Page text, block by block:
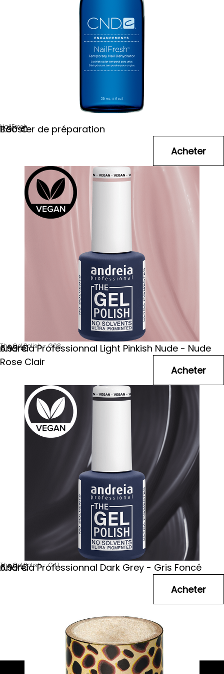
NailFresh
Booster de préparation
11.90 €
The Gel Polish - G08
Andreia Professionnal Light Pinkish Nude - Nude
Rose Clair
6.99 €
The Gel Polish - G41
Andreia Professionnal Dark Grey - Gris Foncé
6.99 €